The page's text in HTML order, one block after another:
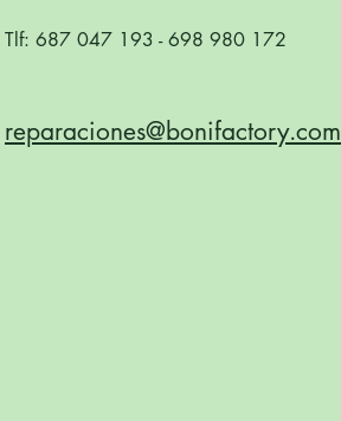
Tlf: 687 047 193 -698 980 172
reparaciones@bonifactory.com